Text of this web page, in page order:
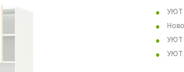
УЮТ
УЮТ
УЮТ